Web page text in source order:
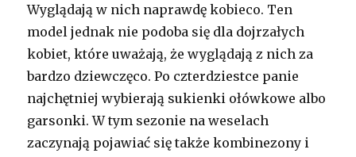
Wyglądają w nich naprawdę kobieco. Ten
model jednak nie podoba się dla dojrzałych
kobiet, które uważają, że wyglądają z nich za
bardzo dziewczęco. Po czterdziestce panie
najchętniej wybierają sukienki ołówkowe albo
garsonki. W tym sezonie na weselach
zaczynają pojawiać się także kombinezony i